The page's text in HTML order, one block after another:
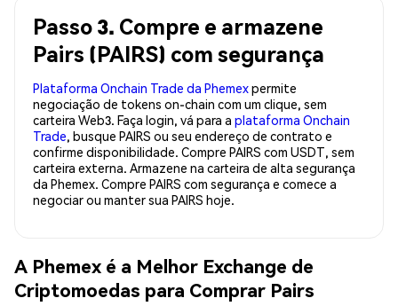
Passo 3. Compre e armazene
Pairs (PAIRS) com segurança
Plataforma Onchain Trade da Phemexpermite
negociação de tokens on-chain com um clique, sem
carteira Web3. Faça login, vá para a plataforma Onchain
Trade, busque PAIRS ou seu endereço de contrato e
confirme disponibilidade. Compre PAIRS com USDT, sem
carteira externa. Armazene na carteira de alta segurança
da Phemex. Compre PAIRS com segurança e comece a
negociar ou manter sua PAIRS hoje.
A Phemex é a Melhor Exchange de
Criptomoedas para Comprar Pairs